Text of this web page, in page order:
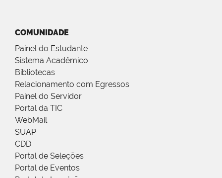
COMUNIDADE
Painel do Estudante
Sistema Acadêmico
Bibliotecas
Relacionamento com Egressos
Painel do Servidor
Portal da TIC
WebMail
SUAP
CDD
Portal de Seleções
Portal de Eventos